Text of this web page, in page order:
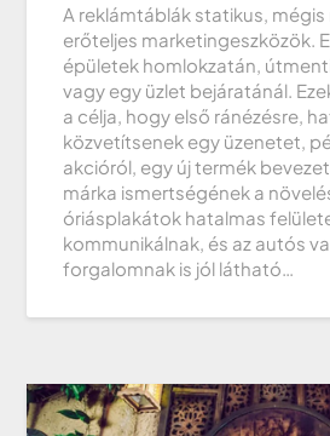
A reklámtáblák statikus, mégis
erőteljes marketingeszközök.
épületek homlokzatán,
vagy egy üzlet bejáratánál.
a célja, hogy első ránézésre,
közvetítsenek egy üzenetet,
akcióról, egy új termék
márka ismertségének a
óriásplakátok hatalmas
kommunikálnak, és az autós
forgalomnak is jól látható…